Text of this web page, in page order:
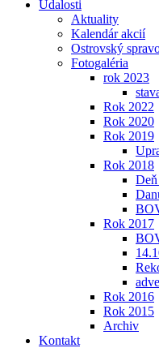
Udalosti
Aktuality
Kalendár akcií
Ostrovský
Fotogaléria
rok 2023
Rok 2022
Rok 2020
Rok 2019
Rok 2018
Rok 2017
Rok 2016
Rok 2015
Archiv
Kontakt